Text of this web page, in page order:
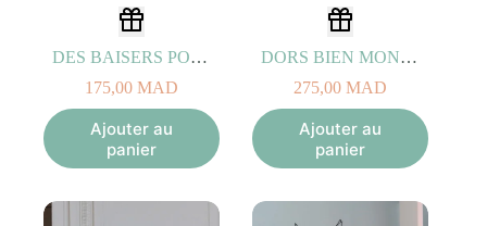
DES BAISERS POUR TA NUIT NOIR
175,00 MAD
Ajouter au
panier
DORS BIEN MON ANGE NOIR
275,00 MAD
Ajouter au
panier